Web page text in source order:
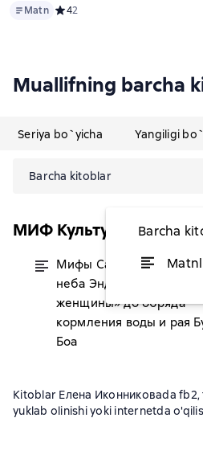
MatnMatn Средний рейтинг 4 на основе 2
42
Muallifning barcha
Seriya bo`yicha Yangiligi
Barcha kitoblar
Barcha
МИФ Культура
Мифы Сахалина. От
неба Эндури и
женщины» до обряда
кормления воды и рая
Боа
Kitoblar Елена Иконниковаda
yuklab olinishi yoki internetda